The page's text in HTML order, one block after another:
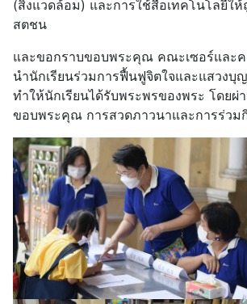
(สิ่งแวดล้อม) และการใช้สื่อเทคโนโลยีใ
สตชน
และขอกราบขอบพระคุณ คณะเซอร์และ
นำนักเรียนร่วมการฟื้นฟูจิตใจและแสวงบุ
ทำให้นักเรียนได้รับพระพรของพระ โดยผ่
ขอบพระคุณ การสวดภาวนาและการร่วม